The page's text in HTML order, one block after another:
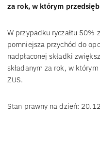
za rok, w którym
W przypadku ryczałtu 50%
pomniejsza przychód do
nadpłaconej składki
składanym za rok, w
ZUS.
Stan prawny na dzień: